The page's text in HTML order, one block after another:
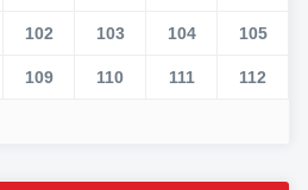
102 103 104 105
109 110 111 112